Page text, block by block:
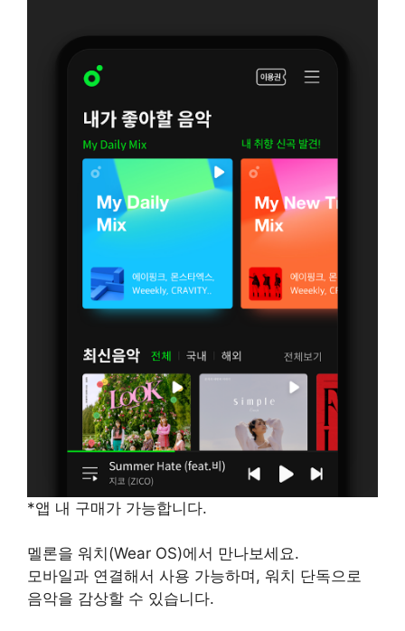
*앱 내 구매가 가능합니다.
멜론을 워치(Wear OS)에서 만나보세요.
모바일과 연결해서 사용 가능하며, 워치 단독으로
음악을 감상할 수 있습니다.